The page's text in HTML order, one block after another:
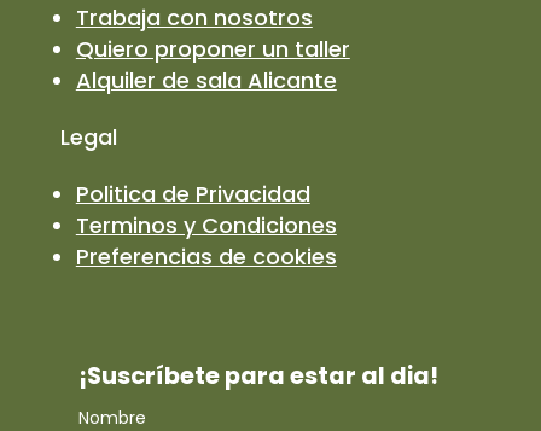
Trabaja con nosotros
Quiero proponer un taller
Alquiler de sala Alicante
Legal
Politica de Privacidad
Terminos y Condiciones
Preferencias de cookies
¡Suscríbete para estar al dia!
Nombre